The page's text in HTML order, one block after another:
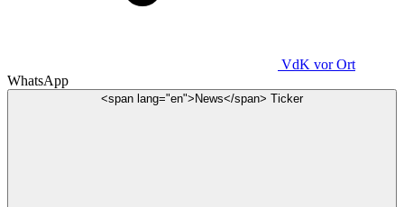
VdK vor Ort
WhatsApp
<span lang="en">News</span> Ticker